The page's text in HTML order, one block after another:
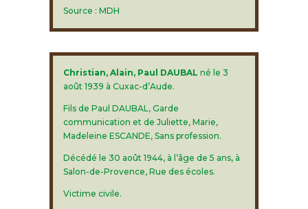
Source : MDH
Christian, Alain, Paul DAUBAL né le 3
août 1939 à Cuxac-d’Aude.
Fils de Paul DAUBAL, Garde
communication et de Juliette, Marie,
Madeleine ESCANDE, Sans profession.
Décédé le 30 août 1944, à l’âge de 5 ans, à
Salon-de-Provence, Rue des écoles.
Victime civile.